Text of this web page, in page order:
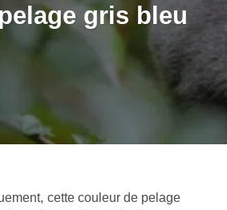
gris bleu
cette couleur de pelage